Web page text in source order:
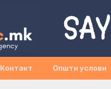
Контакт Општи услови